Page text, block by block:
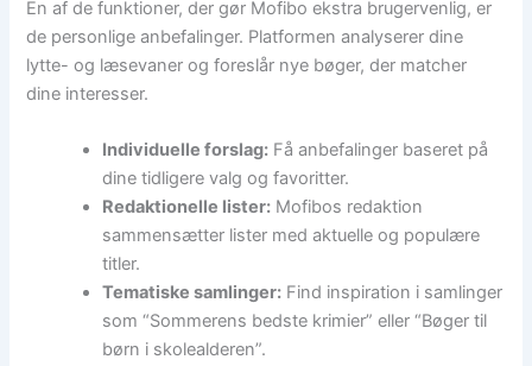
En af de funktioner, der gør Mofibo ekstra brugervenlig, er
de personlige anbefalinger. Platformen analyserer dine
lytte- og læsevaner og foreslår nye bøger, der matcher
dine interesser.
Individuelle forslag: Få anbefalinger baseret på
dine tidligere valg og favoritter.
Redaktionelle lister: Mofibos redaktion
sammensætter lister med aktuelle og populære
titler.
Tematiske samlinger: Find inspiration i samlinger
som “Sommerens bedste krimier” eller “Bøger til
børn i skolealderen”.